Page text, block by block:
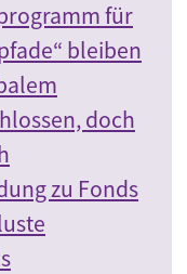
für
bleiben
doch
zu Fonds